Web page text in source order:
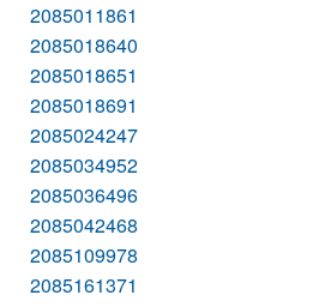
2085011861
2085018640
2085018651
2085018691
2085024247
2085034952
2085036496
2085042468
2085109978
2085161371